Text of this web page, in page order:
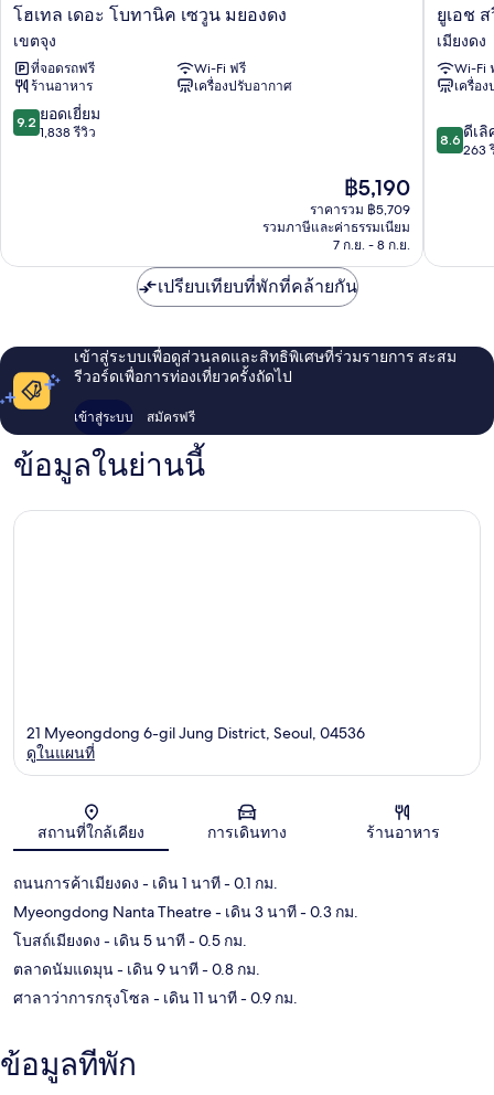
โฮ
เดอะ
โบ
ทา
นิค
เซ
โฮเทล เดอะ โบทานิค เซวูน มยองดง
เขตจุง
ที่จอดรถฟรี
Wi-Fi ฟรี
ร้านอาหาร
เครื่องปรับอากาศ
9.2
จาก
9.2 ยอดเยี่ยม
1,838 รีวิว
ราคา
ปัจจุบัน
คือ
฿5,190
฿5,190
ราคารวม ฿5,709
รวมภาษีและค่าธรรมเนียม
7 ก.ย. - 8 ก.ย.
ยู
เอช
สวีท
เดอะ
ม
ดง
เมียง
ยูเอช
เมียงดง
Wi-Fi
เครื่อ
8.6
จาก
8.6 ดีเลิ
263
เปรียบเทียบที่พักที่คล้ายกัน
เข้าสู่ระบบเพื่อดูส่วนลดและสิทธิพิเศษที่ร่วมรายการ สะสม
รีวอร์ดเพื่อการท่องเที่ยวครั้งถัดไป
เข้าสู่ระบบ สมัครฟรี
ข้อมูลในย่านนี้
แผนที่
21 Myeongdong 6-gil Jung District, Seoul, 04536
ดูในแผนที่
สถานที่ใกล้เคียง การเดินทาง ร้านอาหาร
ถนนการค้าเมียงดง - เดิน 1 นาที- 0.1 กม.
Myeongdong Nanta Theatre- เดิน 3 นาที- 0.3 กม.
โบสถ์เมียงดง - เดิน 5 นาที- 0.5 กม.
ตลาดนัมแดมุน- เดิน 9 นาที- 0.8 กม.
ศาลาว่าการกรุงโซล - เดิน 11 นาที- 0.9 กม.
ข้อมูลที่พัก